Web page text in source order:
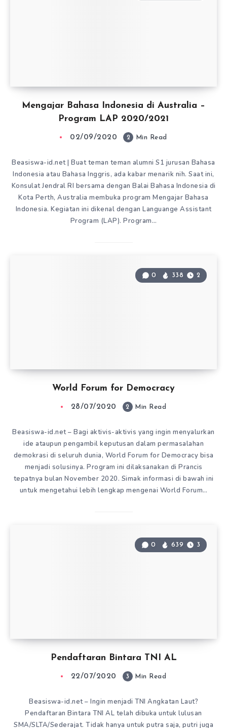
Mengajar Bahasa Indonesia di Australia –
Program LAP 2020/2021
02/09/2020 2 Min Read
Beasiswa-id.net | Buat teman teman alumni S1 jurusan Bahasa
Indonesia atau Bahasa Inggris, ada kabar menarik nih. Saat ini,
Konsulat Jendral RI bersama dengan Balai Bahasa Indonesia di
Kota Perth, Australia membuka program Mengajar Bahasa
Indonesia. Kegiatan ini dikenal dengan Languange Assistant
Program (LAP). Program…
World Forum for Democracy
0 338 2
28/07/2020 2 Min Read
Beasiswa-id.net – Bagi aktivis-aktivis yang ingin menyalurkan
ide ataupun pengambil keputusan dalam permasalahan
demokrasi di seluruh dunia, World Forum for Democracy bisa
menjadi solusinya. Program ini dilaksanakan di Prancis
tepatnya bulan November 2020. Simak informasi di bawah ini
untuk mengetahui lebih lengkap mengenai World Forum…
Pendaftaran Bintara TNI AL
0 639 3
22/07/2020 3 Min Read
Beasiswa-id.net – Ingin menjadi TNI Angkatan Laut?
Pendaftaran Bintara TNI AL telah dibuka untuk lulusan
SMA/SLTA/Sederajat. Tidak hanya untuk putra saja, putri juga